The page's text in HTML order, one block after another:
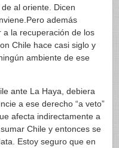
al oriente. Dicen
además
la recuperación de los
Chile hace casi siglo y
ambiente de ese
ante La Haya, debiera
a ese derecho “a veto”
afecta indirectamente a
Chile y entonces se
Estoy seguro que en